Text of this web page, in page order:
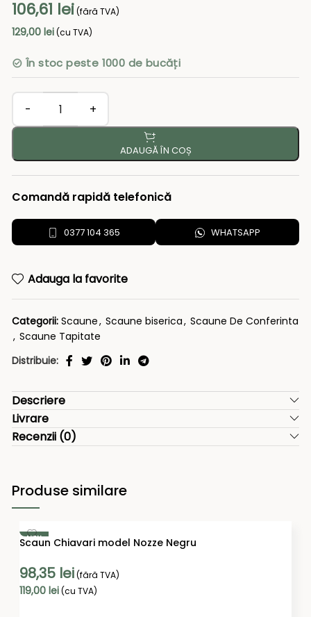
106,61 lei(fără TVA)
129,00 lei(cu TVA)
În stoc peste 1000 de bucăți
ADAUGĂ ÎN COȘ
Comandă rapidă telefonică
0377 104 365 WHATSAPP
Adauga la favorite
Categorii: Scaune, Scaune biserica, Scaune De Conferinta
, Scaune Tapitate
Distribuie:
Descriere
Livrare
Recenzii (0)
Produse similare
NOU
Scaun Chiavari model Nozze Negru
98,35 lei(fără TVA)
119,00 lei(cu TVA)